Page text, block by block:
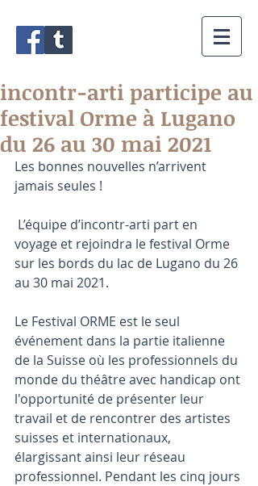
incontr-arti participe au
festival Orme à Lugano
du 26 au 30 mai 2021
Les bonnes nouvelles n’arrivent
jamais seules !
voyage et rejoindra le festival Orme
sur les bords du lac de Lugano du 26
au 30 mai 2021.
Le Festival ORME est le seul
événement dans la partie italienne
de la Suisse où les professionnels du
monde du théâtre avec handicap ont
l'opportunité de présenter leur
travail et de rencontrer des artistes
suisses et internationaux,
élargissant ainsi leur réseau
professionnel. Pendant les cinq jours